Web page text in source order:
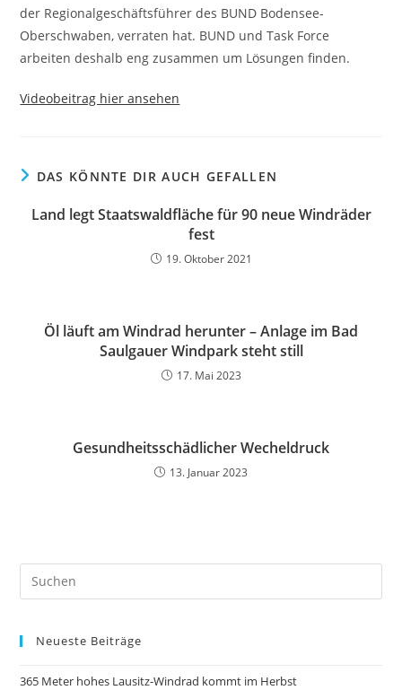
der Regionalgeschäftsführer des BUND Bodensee-
Oberschwaben, verraten hat. BUND und Task Force
arbeiten deshalb eng zusammen um Lösungen finden.
Videobeitrag hier ansehen
DAS KÖNNTE DIR AUCH GEFALLEN
Land legt Staatswaldfläche für 90 neue Windräder
fest
19. Oktober 2021
Öl läuft am Windrad herunter – Anlage im Bad
Saulgauer Windpark steht still
17. Mai 2023
Gesundheitsschädlicher Wecheldruck
13. Januar 2023
Neueste Beiträge
365 Meter hohes Lausitz-Windrad kommt im Herbst